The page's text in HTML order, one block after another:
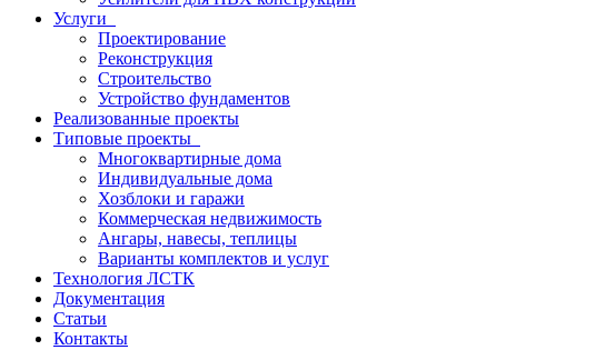
Услуги
Проектирование
Реконструкция
Строительство
Устройство фундаментов
Реализованные проекты
Типовые проекты
Многоквартирные дома
Индивидуальные дома
Хозблоки и гаражи
Коммерческая недвижимость
Ангары, навесы, теплицы
Варианты комплектов и услуг
Технология ЛСТК
Документация
Статьи
Контакты